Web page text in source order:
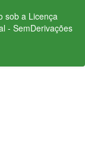
sob a Licença
- SemDerivações